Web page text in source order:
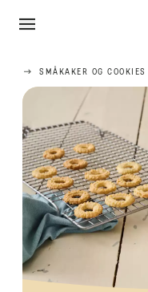
SMÅKAKER OG COOKIES